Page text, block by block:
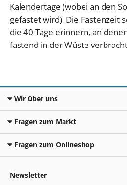
Kalendertage (wobei an den
gefastet wird). Die Fastenzeit
die 40 Tage erinnern, an
fastend in der Wüste
Wir über uns
Fragen zum Markt
Fragen zum Onlineshop
Newsletter